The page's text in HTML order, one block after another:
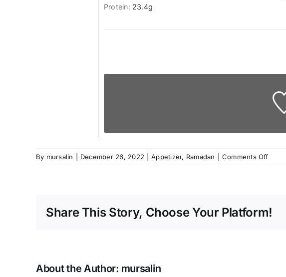
Protein: 23.4g
By mursalin December 26, 2022 Appetizer, Ramadan Comments Offon
Share This Story, Choose Your Platform!
About the Author: mursalin